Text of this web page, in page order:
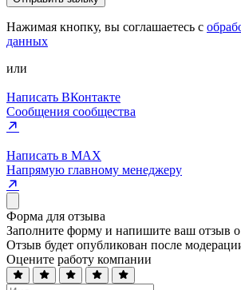
Нажимая кнопку, вы соглашаетесь с
данных
или
Написать ВКонтакте
Сообщения сообщества
Написать в MAX
Напрямую главному менеджеру
Форма для отзыва
Заполните форму и напишите ваш отзыв
Отзыв будет опубликован после
Оцените работу компании